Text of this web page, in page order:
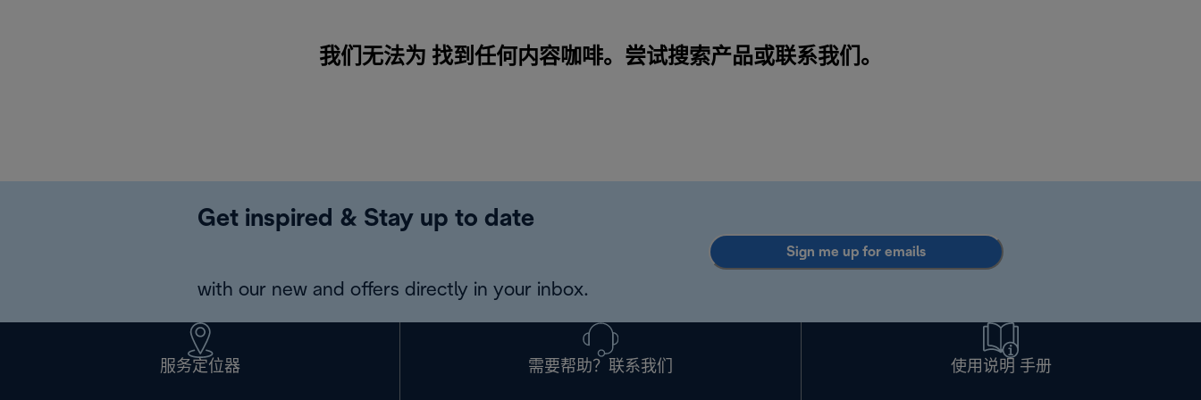
我们无法为 找到任何内容咖啡。尝试搜索产品或联系我们 。
Get inspired & Stay up to date
with our new and offers directly in your inbox.
Sign me up for emails
服务定位器 需要帮助？联系我们 使用说明 手册